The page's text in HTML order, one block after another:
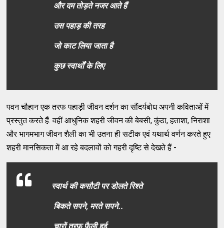
और दम तोड़ते नजर आते हैं
उस पहाड़ की तरह
जो काट लिया जाता है
कुछ स्वार्थों के लिए
पवन चौहान एक तरफ पहाड़ी जीवन दर्शन का सौंदर्यबोध अपनी कविताओं में
प्रस्तुत करते हैं. वहीं आधुनिक शहरी जीवन की बेबसी, कुंठा, हताशा, निराशा
और भागमभाग जीवन शैली का भी उतना ही सटीक एवं यथार्थ वर्णन करते हुए
शहरी मानसिकता में आ रहे बदलावों को गहरी दृष्टि से देखते हैं -
स्वार्थ की कसौटी पर डोलते रिश्ते
बिकते सपने, मरते सपने..